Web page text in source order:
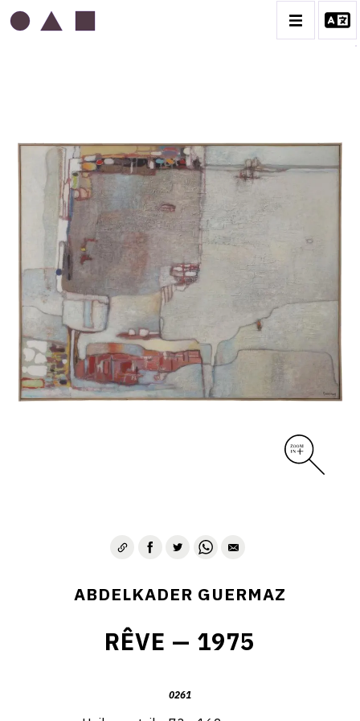
ABDELKADER GUERMAZ
BIOGRAPHIE
LA PRESSE AU SUJET DE GUERMAZ
TÉMOIGNAGES AU SUJET DE GUERMAZ
CATALOGUE DES OEUVRES
A – RÉALITÉ POÉTIQUE – 1940-1960
B – COMPOSITIONS ABSTRAITES – 1960-1968
C – SILENCE ET LUMIÈRE – 1968-1972
D – PAYSAGISME ABSTRAIT – 1970-1975
E – PAYSAGES SYMBOLIQUES – 1975-1996
ABDELKADER GUERMAZ
RÊVE — 1975
0261